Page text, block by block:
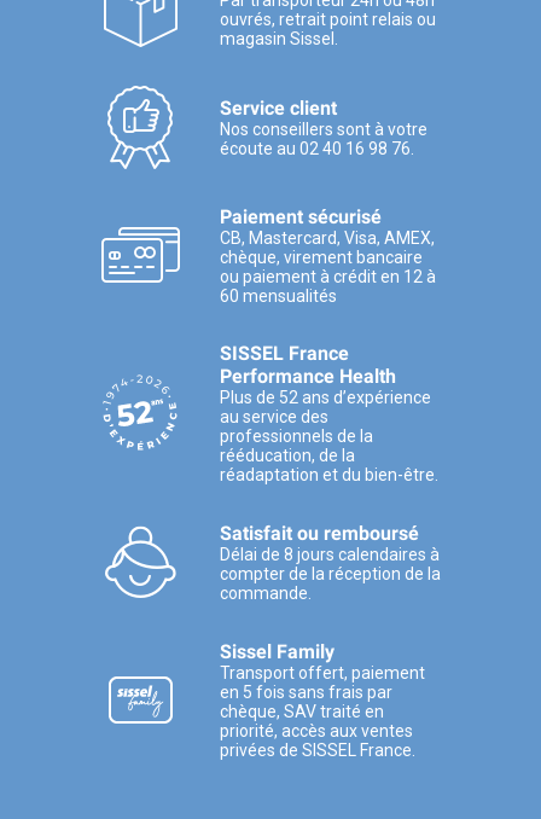
ouvrés, retrait point relais ou
magasin Sissel.
Service client
Nos conseillers sont à votre
écoute au 02 40 16 98 76.
Paiement sécurisé
CB, Mastercard, Visa, AMEX,
chèque, virement bancaire
ou paiement à crédit en 12 à
60 mensualités
SISSEL France
Performance Health
Plus de 52 ans d’expérience
au service des
professionnels de la
rééducation, de la
réadaptation et du bien-être.
Satisfait ou remboursé
Délai de 8 jours calendaires à
compter de la réception de la
commande.
Sissel Family
Transport offert, paiement
en 5 fois sans frais par
chèque, SAV traité en
priorité, accès aux ventes
privées de SISSEL France.